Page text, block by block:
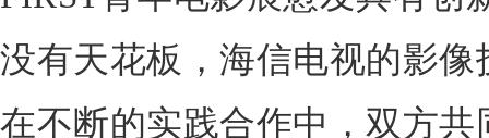
没有天花板，海信电视的影
在不断的实践合作中，双方